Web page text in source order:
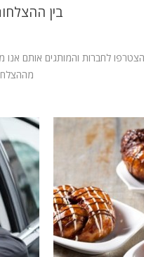
בין
הצטרפו לחברות והמותגים אותם אנו